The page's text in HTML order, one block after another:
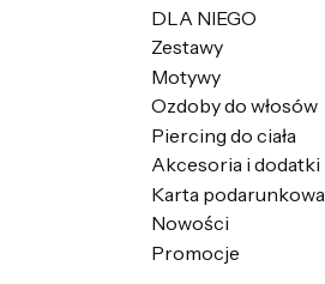
DLA NIEGO
Zestawy
Motywy
Ozdoby do włosów
Piercing do ciała
Akcesoria i dodatki
Karta podarunkowa
Nowości
Promocje